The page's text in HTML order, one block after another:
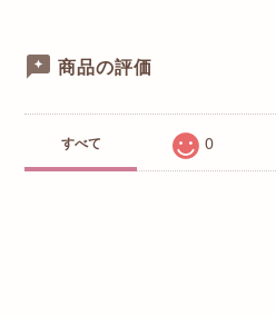
商品の評価
すべて 0